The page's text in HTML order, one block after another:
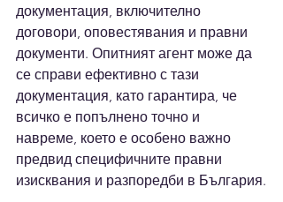
документация, включително
договори, оповестявания и правни
документи. Опитният агент може да
се справи ефективно с тази
документация, като гарантира, че
всичко е попълнено точно и
навреме, което е особено важно
предвид специфичните правни
изисквания и разпоредби в България.